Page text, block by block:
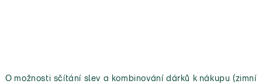
O možnosti sčítání slev a kombinování dárků k nákupu (zimní